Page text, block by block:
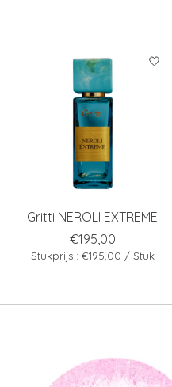
Gritti NEROLI EXTREME
€195,00
Stukprijs : €195,00 / Stuk